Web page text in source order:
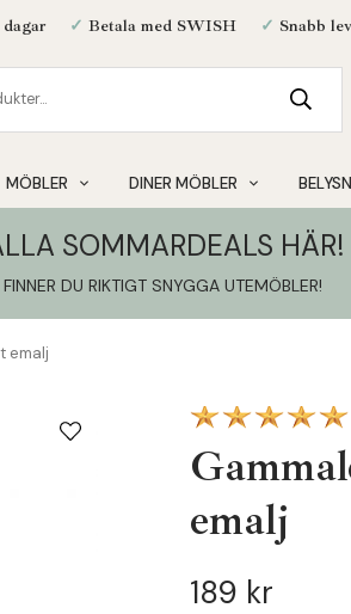
✓ Betala med SWISH ✓ Snabb
MÖBLER DINER MÖBLER
SOMMARDEALS HÄR!
DU RIKTIGT SNYGGA UTEMÖBLER!
emalj
emalj
189 kr